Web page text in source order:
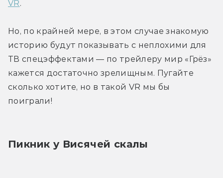
VR.
Но, по крайней мере, в этом случае знакомую
историю будут показывать с неплохими для
ТВ спецэффектами — по трейлеру мир «Грёз»
кажется достаточно зрелищным. Пугайте
сколько хотите, но в такой VR мы бы
поиграли!
Пикник у Висячей скалы